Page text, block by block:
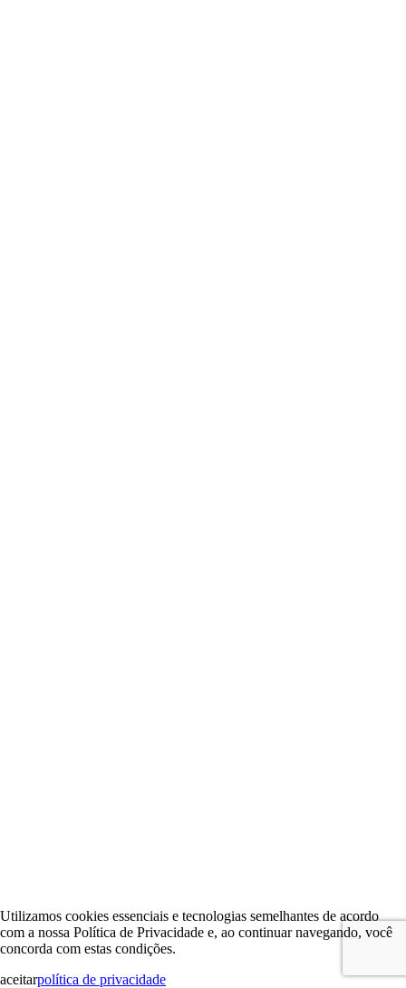
Utilizamos cookies essenciais e tecnologias semelhantes de acordo
com a nossa Política de Privacidade e, ao continuar navegando, você
concorda com estas condições.
aceitarpolítica de privacidade